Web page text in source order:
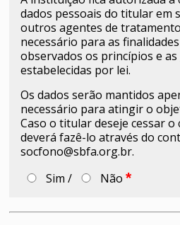
dados pessoais do titular em
outros agentes de
necessário para as
observados os princípios e
estabelecidas por lei.
Os dados serão mantidos
necessário para atingir o
Caso o titular deseje cessar
deverá fazê-lo através do
socfono@sbfa.org.br.
Sim /
Não